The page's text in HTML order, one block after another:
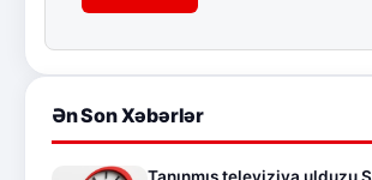
Ən Son Xəbərlər